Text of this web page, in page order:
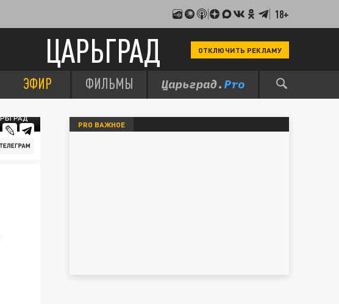
18+
ЦАРЬГРАД ОТКЛЮЧИТЬ РЕКЛАМУ
ЭФИР ФИЛЬМЫ
PRO ВАЖНОЕ